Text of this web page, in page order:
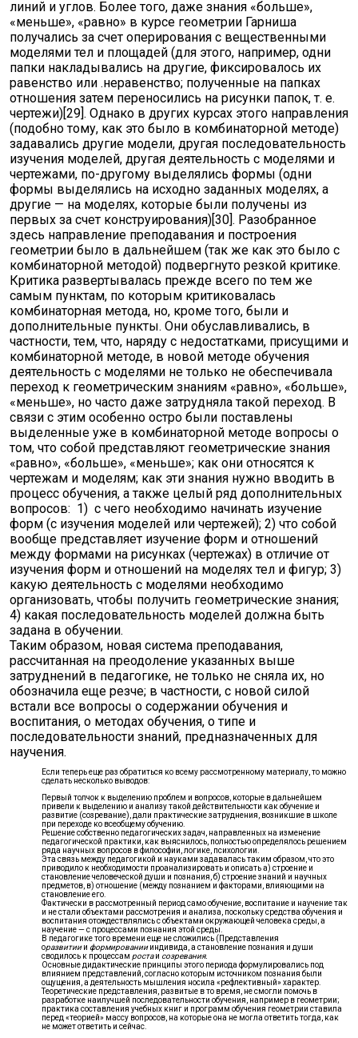
линий и углов. Более того, даже знания «больше»,
«меньше», «равно» в курсе геометрии Гарниша
получались за счет оперирования с вещественными
моделями тел и площадей (для этого, например, одни
папки накладывались на другие, фиксировалось их
равенство или .неравенство; полученные на папках
отношения затем переносились на рисунки папок, т. е.
чертежи)[29]. Однако в других курсах этого направления
(подобно тому, как это было в комбинаторной методе)
задавались другие модели, другая последовательность
изучения моделей, другая деятельность с моделями и
чертежами, по-другому выделялись формы (одни
формы выделялись на исходно заданных моделях, а
другие — на моделях, которые были получены из
первых за счет конструирования)[30]. Разобранное
здесь направление преподавания и построения
геометрии было в дальнейшем (так же как это было с
комбинаторной методой) подвергнуто резкой критике.
Критика развертывалась прежде всего по тем же
самым пунктам, по которым критиковалась
комбинаторная метода, но, кроме того, были и
дополнительные пункты. Они обуславливались, в
частности, тем, что, наряду с недостатками, присущими и
комбинаторной методе, в новой методе обучения
деятельность с моделями не только не обеспечивала
переход к геометрическим знаниям «равно», «больше»,
«меньше», но часто даже затрудняла такой переход. В
связи с этим особенно остро были поставлены
выделенные уже в комбинаторной методе вопросы о
том, что собой представляют геометрические знания
«равно», «больше», «меньше»; как они относятся к
чертежам и моделям; как эти знания нужно вводить в
процесс обучения, а также целый ряд дополнительных
вопросов: 1) с чего необходимо начинать изучение
форм (с изучения моделей или чертежей); 2) что собой
вообще представляет изучение форм и отношений
между формами на рисунках (чертежах) в отличие от
изучения форм и отношений на моделях тел и фигур; 3)
какую деятельность с моделями необходимо
организовать, чтобы получить геометрические знания;
4) какая последовательность моделей должна быть
задана в обучении.
Таким образом, новая система преподавания,
рассчитанная на преодоление указанных выше
затруднений в педагогике, не только не сняла их, но
обозначила еще резче; в частности, с новой силой
встали все вопросы о содержании обучения и
воспитания, о методах обучения, о типе и
последовательности знаний, предназначенных для
научения.
Если теперь еще раз обратиться ко всему рассмотренному материалу, то можно
сделать несколько выводов:
Первый толчок к выделению проблем и вопросов, которые в дальнейшем
привели к выделению и анализу такой действительности как обучение и
развитие (созревание), дали практические затруднения, возникшие в школе
при переходе ко всеобщему обучению.
Решение собственно педагогических задач, направленных на изменение
педагогической практики, как выяснилось, полностью определялось решением
ряда научных вопросов в философии, логике, психологии.
Эта связь между педагогикой и науками задавалась таким образом, что это
приводило к необходимости проанализировать и описать а) строение и
становление человеческой души и познания, б) строение знаний и научных
предметов, в) отношение (между познанием и факторами, влияющими на
становление его.
Фактически в рассмотренный период само обучение, воспитание и научение так
и не стали объектами рассмотрения и анализа, поскольку средства обучения и
воспитания отождествлялись с объектами окружающей человека среды, а
научение — с процессами познания этой среды.
В педагогике того времени еще не сложились (Представления
оразвитии и формировании индивида, а становление познания и души
сводилось к процессам роста и созревания.
Основные дидактические принципы этого периода формулировались под
влиянием представлений, согласно которым источником познания были
ощущения, а деятельность мышления носила «рефлективный» характер.
Теоретические представления, развитые в то время, не смогли помочь в
разработке наилучшей последовательности обучения, например в геометрии;
практика составления учебных книг и программ обучения геометрии ставила
перед «теорией» массу вопросов, на которые она не могла ответить тогда, как
не может ответить и сейчас.